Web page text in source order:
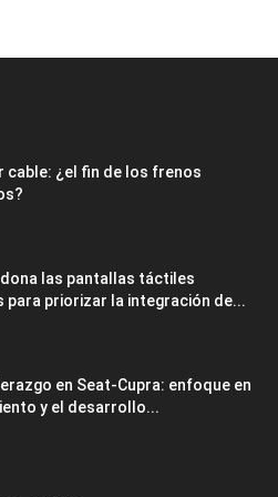
cable: ¿el fin de los frenos
las pantallas táctiles
para priorizar la integración de...
en Seat-Cupra: enfoque en
y el desarrollo...